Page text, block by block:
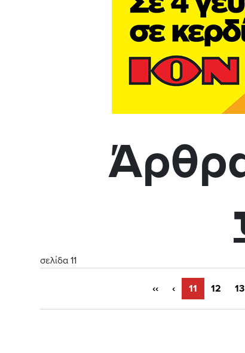
σελίδα 11
‹‹ ‹ 11 12 13